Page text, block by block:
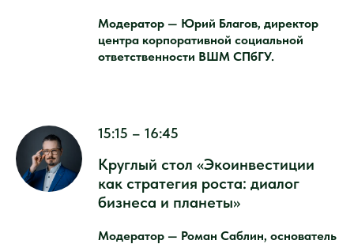
Модератор — Юрий Благов, директор
центра корпоративной социальной
ответственности ВШМ СПбГУ.
15:15 – 16:45
Круглый стол «Экоинвестиции
как стратегия роста: диалог
бизнеса и планеты»
Модератор — Роман Саблин, основатель